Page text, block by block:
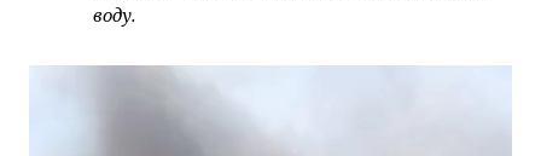
воду.